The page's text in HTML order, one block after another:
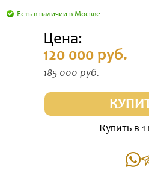
Есть в наличии в Москве
Цена:
120 000 руб.
185 000 руб.
Купить в 1